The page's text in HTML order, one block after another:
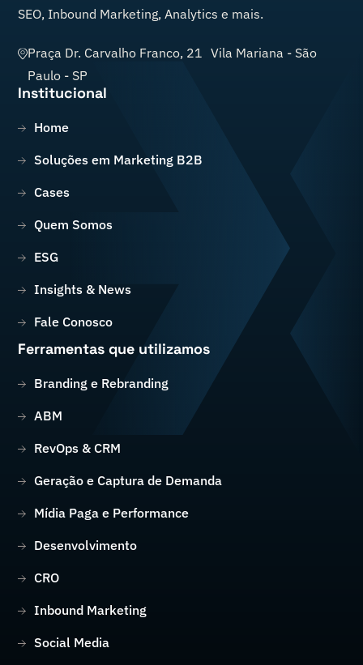
SEO, Inbound Marketing, Analytics e mais.
Praça Dr. Carvalho Franco, 21 Vila Mariana - São
Paulo - SP
Institucional
Home
Soluções em Marketing B2B
Cases
Quem Somos
ESG
Insights & News
Fale Conosco
Ferramentas que utilizamos
Branding e Rebranding
ABM
RevOps & CRM
Geração e Captura de Demanda
Mídia Paga e Performance
Desenvolvimento
CRO
Inbound Marketing
Social Media